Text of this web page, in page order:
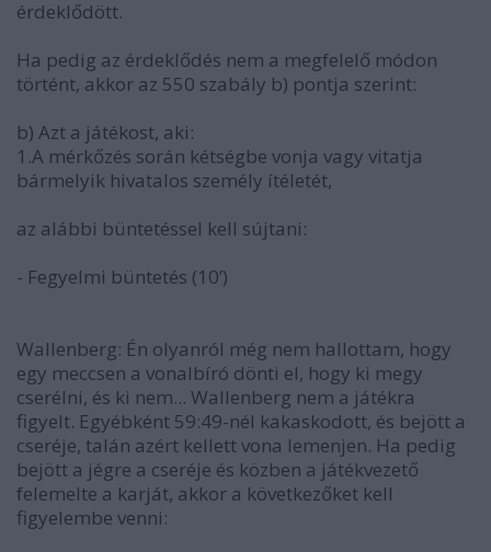
érdeklődött.
Ha pedig az érdeklődés nem a megfelelő módon
történt, akkor az 550 szabály b) pontja szerint:
b) Azt a játékost, aki:
1.A mérkőzés során kétségbe vonja vagy vitatja
bármelyik hivatalos személy ítéletét,
az alábbi büntetéssel kell sújtani:
- Fegyelmi büntetés (10’)
Wallenberg: Én olyanról még nem hallottam, hogy
egy meccsen a vonalbíró dönti el, hogy ki megy
cserélni, és ki nem... Wallenberg nem a játékra
figyelt. Egyébként 59:49-nél kakaskodott, és bejött a
cseréje, talán azért kellett vona lemenjen. Ha pedig
bejött a jégre a cseréje és közben a játékvezető
felemelte a karját, akkor a következőket kell
figyelembe venni: